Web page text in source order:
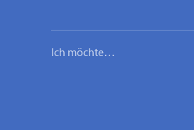
Ich möchte…